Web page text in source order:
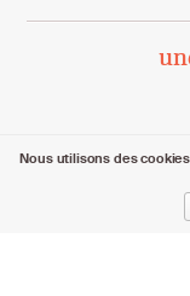
Tous
Nous utilisons des